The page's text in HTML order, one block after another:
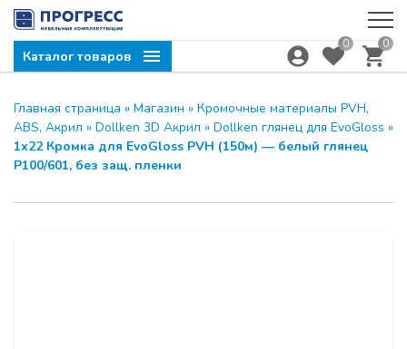
Каталог товаров
0 0
Главная страница » Магазин » Кромочные материалы PVH,
ABS, Акрил » Dollken 3D Акрил » Dollken глянец для EvoGloss »
1х22 Кромка для EvoGloss PVH (150м) — белый глянец
Р100/601, без защ. пленки